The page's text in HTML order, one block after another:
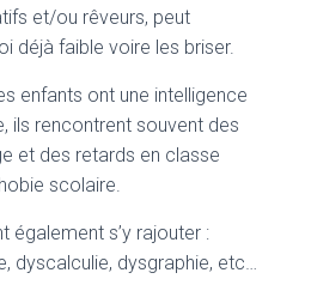
et/ou rêveurs, peut
déjà faible voire les briser.
enfants ont une intelligence
ils rencontrent souvent des
et des retards en classe
scolaire.
également s’y rajouter :
dyscalculie, dysgraphie, etc…